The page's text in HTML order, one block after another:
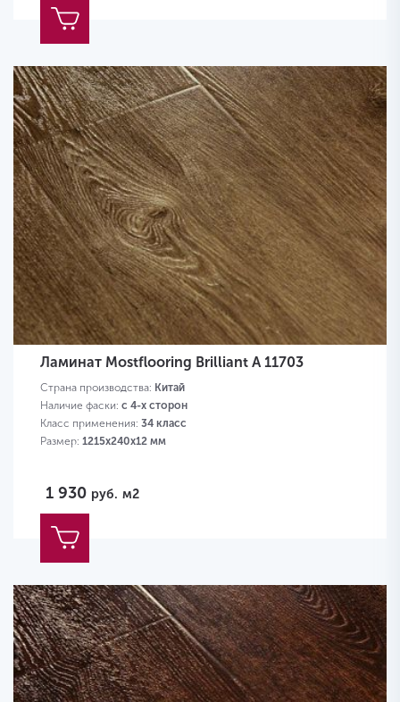
Ламинат Mostflooring Brilliant A 11703
Страна производства: Китай
Наличие фаски: с 4-х сторон
Класс применения: 34 класс
Размер: 1215х240х12 мм
1 930 руб. м2